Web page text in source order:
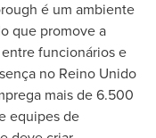
é um ambiente
que promove a
funcionários e
no Reino Unido
mais de 6.500
equipes de